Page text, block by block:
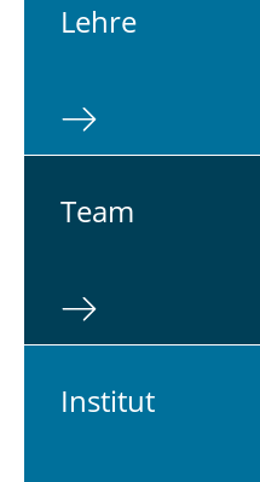
Lehre
Team
In­sti­tut